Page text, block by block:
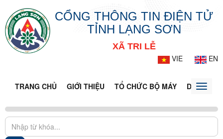
CỔNG THÔNG TIN ĐIỆN TỬ
TỈNH LẠNG SƠN
XÃ TRI LỄ
VIE
EN
TRANG CHỦ GIỚI THIỆU TỔ CHỨC BỘ MÁY DOANH
Toggle